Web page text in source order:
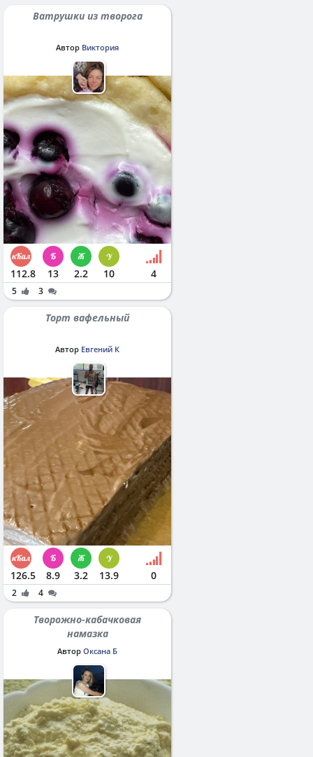
Ватрушки из творога
Автор Виктория
112.8 13 2.2 10 4
5 3
Торт вафельный
Автор Евгений К
126.5 8.9 3.2 13.9 0
2 4
Творожно-кабачковая
намазка
Автор Оксана Б